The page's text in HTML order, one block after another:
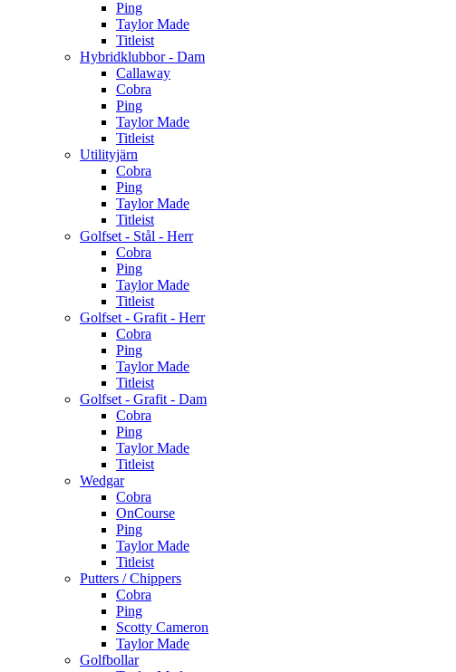
Ping
Taylor Made
Titleist
Hybridklubbor - Dam
Callaway
Cobra
Ping
Taylor Made
Titleist
Utilityjärn
Cobra
Ping
Taylor Made
Titleist
Golfset - Stål - Herr
Cobra
Ping
Taylor Made
Titleist
Golfset - Grafit - Herr
Cobra
Ping
Taylor Made
Titleist
Golfset - Grafit - Dam
Cobra
Ping
Taylor Made
Titleist
Wedgar
Cobra
OnCourse
Ping
Taylor Made
Titleist
Putters / Chippers
Cobra
Ping
Scotty Cameron
Taylor Made
Golfbollar